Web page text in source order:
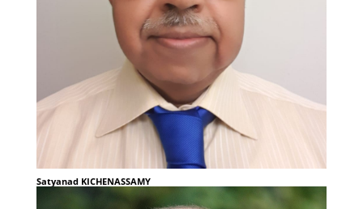
Satyanad KICHENASSAMY